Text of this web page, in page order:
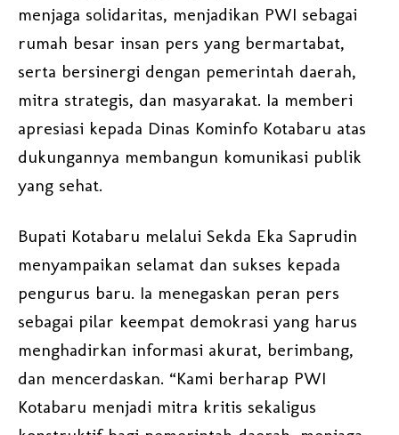
menjaga solidaritas, menjadikan PWI sebagai
rumah besar insan pers yang bermartabat,
serta bersinergi dengan pemerintah daerah,
mitra strategis, dan masyarakat. Ia memberi
apresiasi kepada Dinas Kominfo Kotabaru atas
dukungannya membangun komunikasi publik
yang sehat.
Bupati Kotabaru melalui Sekda Eka Saprudin
menyampaikan selamat dan sukses kepada
pengurus baru. Ia menegaskan peran pers
sebagai pilar keempat demokrasi yang harus
menghadirkan informasi akurat, berimbang,
dan mencerdaskan. “Kami berharap PWI
Kotabaru menjadi mitra kritis sekaligus